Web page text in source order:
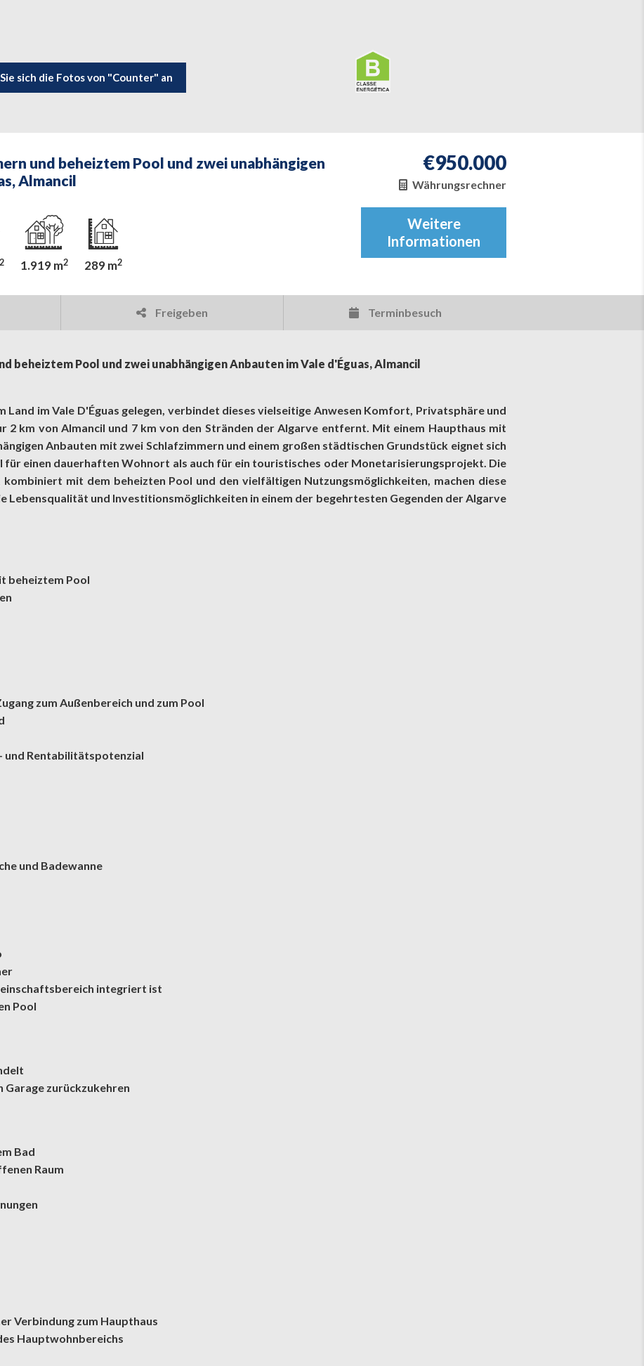
sich die Fotos von "Counter" an
und beheiztem Pool und zwei unabhängigen
Almancil
2 1.919 m2 289 m2
€950.000
Währungsrechner
Weitere
Informationen
Freigeben Terminbesuch
beheiztem Pool und zwei unabhängigen Anbauten im Vale d'Éguas, Almancil
Land im Vale D'Éguas gelegen, verbindet dieses vielseitige Anwesen Komfort, Privatsphäre und
2 km von Almancil und 7 km von den Stränden der Algarve entfernt. Mit einem Haupthaus mit
Anbauten mit zwei Schlafzimmern und einem großen städtischen Grundstück eignet sich
einen dauerhaften Wohnort als auch für ein touristisches oder Monetarisierungsprojekt. Die
kombiniert mit dem beheizten Pool und den vielfältigen Nutzungsmöglichkeiten, machen diese
Lebensqualität und Investitionsmöglichkeiten in einem der begehrtesten Gegenden der Algarve
beheiztem Pool
zum Außenbereich und zum Pool
und Rentabilitätspotenzial
und Badewanne
integriert ist
Pool
zurückzukehren
Bad
Raum
Verbindung zum Haupthaus
Hauptwohnbereichs